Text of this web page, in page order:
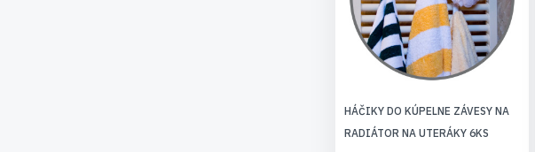
HÁČIKY DO KÚPELNE ZÁVESY NA
RADIÁTOR NA UTERÁKY 6KS